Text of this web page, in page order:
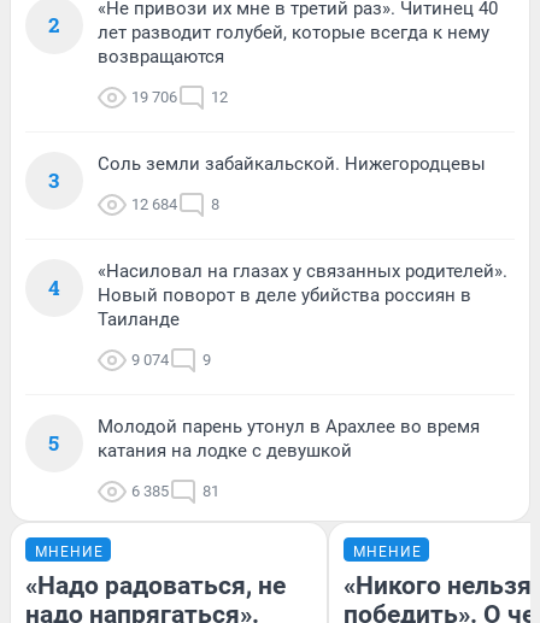
2
«Не привози их мне в третий раз». Читинец 40
лет разводит голубей, которые всегда к нему
возвращаются
19 706 12
3
Соль земли забайкальской. Нижегородцевы
12 684 8
4
«Насиловал на глазах у связанных родителей».
Новый поворот в деле убийства россиян в
Таиланде
9 074 9
5
Молодой парень утонул в Арахлее во время
катания на лодке с девушкой
6 385 81
МНЕНИЕ
«Надо радоваться, не
надо напрягаться».
МНЕНИЕ
«Никого нельзя
победить». О